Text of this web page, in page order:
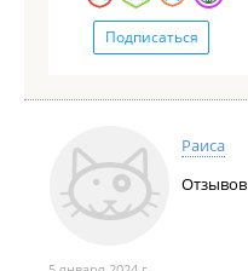
Подписаться
Раиса
Отзывов